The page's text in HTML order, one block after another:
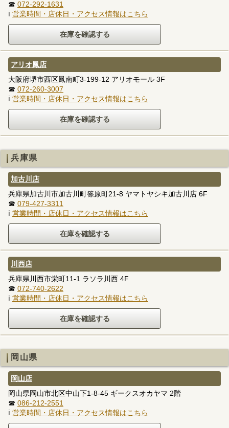
☎ 072-292-1631
ℹ 営業時間・店休日・アクセス情報はこちら
アリオ鳳店
大阪府堺市西区鳳南町3-199-12 アリオモール 3F
☎ 072-260-3007
ℹ 営業時間・店休日・アクセス情報はこちら
兵庫県
加古川店
兵庫県加古川市加古川町篠原町21-8 ヤマトヤシキ加古川店 6F
☎ 079-427-3311
ℹ 営業時間・店休日・アクセス情報はこちら
川西店
兵庫県川西市栄町11-1 ラソラ川西 4F
☎ 072-740-2622
ℹ 営業時間・店休日・アクセス情報はこちら
岡山県
岡山店
岡山県岡山市北区中山下1-8-45 ギークスオカヤマ 2階
☎ 086-212-2551
ℹ 営業時間・店休日・アクセス情報はこちら